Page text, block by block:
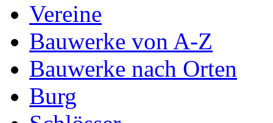
Vereine
Bauwerke von A-Z
Bauwerke nach Orten
Burg